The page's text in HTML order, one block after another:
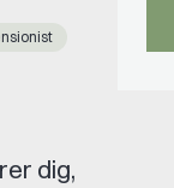
dig,